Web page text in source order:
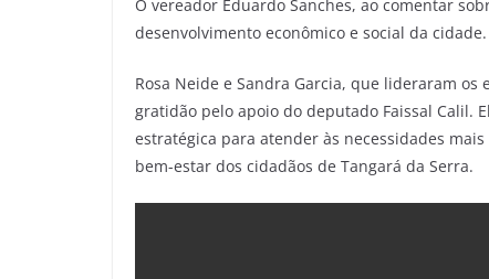
O vereador Eduardo Sanches, ao comentar
desenvolvimento econômico e social da cidade.
Rosa Neide e Sandra Garcia, que lideraram
gratidão pelo apoio do deputado Faissal Calil.
estratégica para atender às necessidades
bem-estar dos cidadãos de Tangará da Serra.